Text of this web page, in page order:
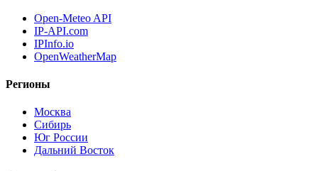
Open-Meteo API
IP-API.com
IPInfo.io
OpenWeatherMap
Регионы
Москва
Сибирь
Юг России
Дальний Восток